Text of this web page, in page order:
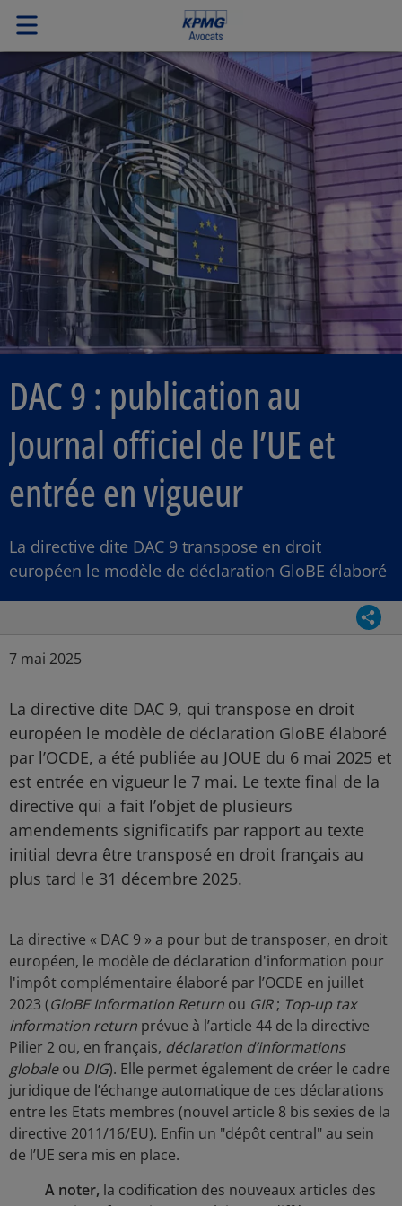
DAC 9 : publication au
Journal officiel de l’UE et
entrée en vigueur
La directive dite DAC 9 transpose en droit
européen le modèle de déclaration GloBE élaboré
Article Posted date
7 mai 2025
La directive dite DAC 9, qui transpose en droit
européen le modèle de déclaration GloBE élaboré
par l’OCDE, a été publiée au JOUE du 6 mai 2025 et
est entrée en vigueur le 7 mai. Le texte final de la
directive qui a fait l’objet de plusieurs
amendements significatifs par rapport au texte
initial devra être transposé en droit français au
plus tard le 31 décembre 2025.
La directive « DAC 9 » a pour but de transposer, en droit
européen, le modèle de déclaration d'information pour
l'impôt complémentaire élaboré par l’OCDE en juillet
2023 (GloBE Information Return ou GIR; Top-up tax
information return prévue à l’article 44 de la directive
Pilier 2 ou, en français, déclaration d’informations
globaleou DIG). Elle permet également de créer le cadre
juridique de l’échange automatique de ces déclarations
entre les Etats membres (nouvel article 8 bis sexies de la
directive 2011/16/EU). Enfin un "dépôt central" au sein
de l’UE sera mis en place.
A noter, la codification des nouveaux articles des